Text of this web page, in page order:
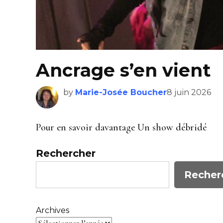
Ancrage s’en vient
by Marie-Josée Boucher8 juin 2026
Pour en savoir davantage Un show débridé
Rechercher
Archives